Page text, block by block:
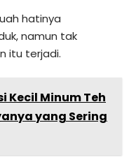
hatinya
namun tak
itu terjadi.
Kecil Minum Teh
yang Sering